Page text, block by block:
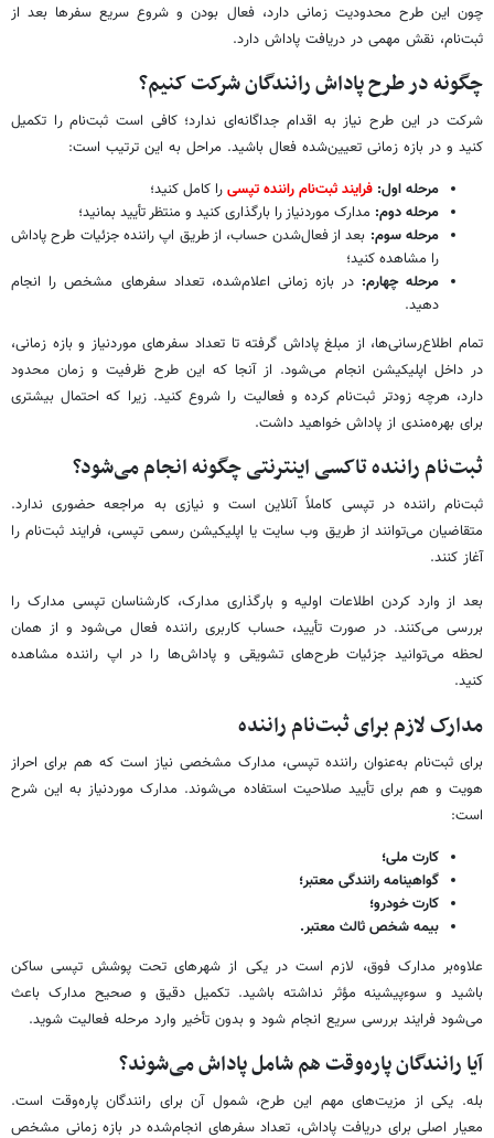
چون این طرح محدودیت زمانی دارد، فعال بودن و شروع سریع سفرها بعد از
ثبت‌نام، نقش مهمی در دریافت پاداش دارد.
چگونه در طرح پاداش رانندگان شرکت کنیم؟
شرکت در این طرح نیاز به اقدام جداگانه‌ای ندارد؛ کافی است ثبت‌نام را تکمیل
کنید و در بازه زمانی تعیین‌شده فعال باشید. مراحل به این ترتیب است:
مرحله اول: فرایند ثبت‌نام راننده تپسی را کامل کنید؛
مرحله دوم: مدارک موردنیاز را بارگذاری کنید و منتظر تأیید بمانید؛
مرحله سوم: بعد از فعال‌شدن حساب، از طریق اپ راننده جزئیات طرح پاداش
را مشاهده کنید؛
مرحله چهارم: در بازه زمانی اعلام‌شده، تعداد سفرهای مشخص را انجام
دهید.
تمام اطلاع‌رسانی‌ها، از مبلغ پاداش گرفته تا تعداد سفرهای موردنیاز و بازه زمانی،
در داخل اپلیکیشن انجام می‌شود. از آنجا که این طرح ظرفیت و زمان محدود
دارد، هرچه زودتر ثبت‌نام کرده و فعالیت را شروع کنید. زیرا که احتمال بیشتری
برای بهره‌مندی از پاداش خواهید داشت.
ثبت‌نام راننده تاکسی اینترنتی چگونه انجام می‌شود؟
ثبت‌نام راننده در تپسی کاملاً آنلاین است و نیازی به مراجعه حضوری ندارد.
متقاضیان می‌توانند از طریق وب سایت یا اپلیکیشن رسمی تپسی، فرایند ثبت‌نام را
آغاز کنند.
بعد از وارد کردن اطلاعات اولیه و بارگذاری مدارک، کارشناسان تپسی مدارک را
بررسی می‌کنند. در صورت تأیید، حساب کاربری راننده فعال می‌شود و از همان
لحظه می‌توانید جزئیات طرح‌های تشویقی و پاداش‌ها را در اپ راننده مشاهده
کنید.
مدارک لازم برای ثبت‌نام راننده
برای ثبت‌نام به‌عنوان راننده تپسی، مدارک مشخصی نیاز است که هم برای احراز
هویت و هم برای تأیید صلاحیت استفاده می‌شوند. مدارک موردنیاز به این شرح
است:
کارت ملی؛
گواهینامه رانندگی معتبر؛
کارت خودرو؛
بیمه شخص ثالث معتبر.
علاوه‌بر مدارک فوق، لازم است در یکی از شهرهای تحت پوشش تپسی ساکن
باشید و سوءپیشینه مؤثر نداشته باشید. تکمیل دقیق و صحیح مدارک باعث
می‌شود فرایند بررسی سریع‌ انجام شود و بدون تأخیر وارد مرحله فعالیت شوید.
آیا رانندگان پاره‌وقت هم شامل پاداش می‌شوند؟
بله. یکی از مزیت‌های مهم این طرح، شمول آن برای رانندگان پاره‌وقت است.
معیار اصلی برای دریافت پاداش، تعداد سفرهای انجام‌شده در بازه زمانی مشخص